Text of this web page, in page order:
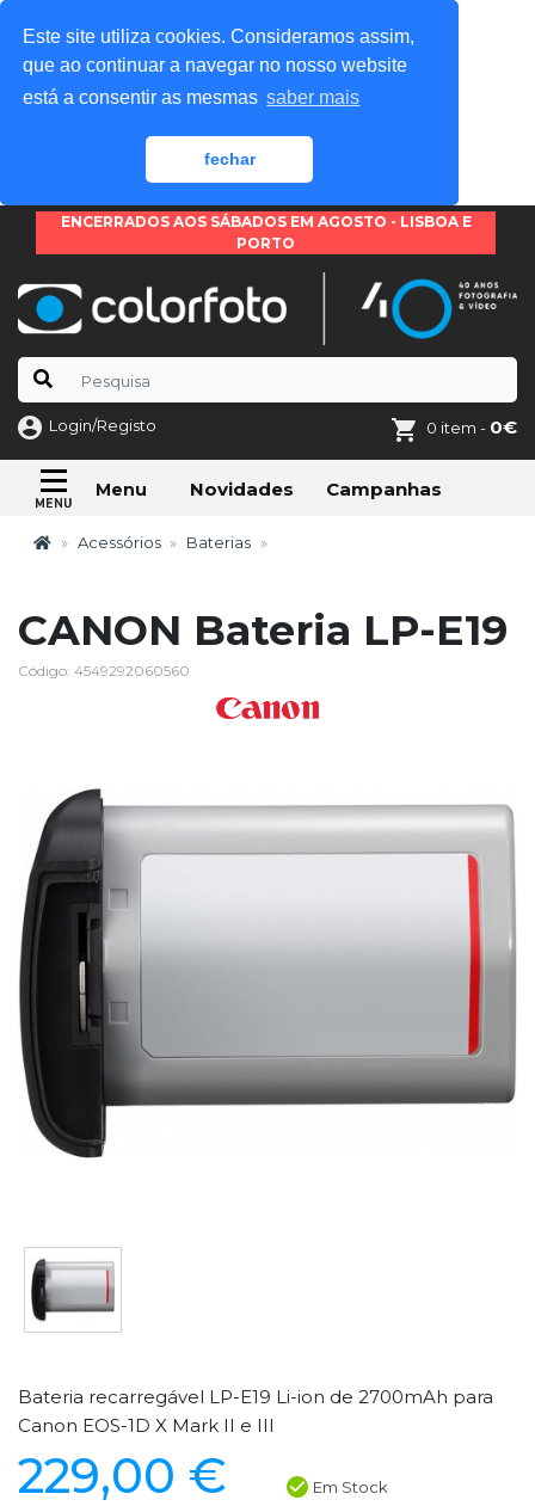
Este site utiliza cookies. Consideramos assim,
que ao continuar a navegar no nosso website
está a consentir as mesmas saber mais
fechar
ENCERRADOS AOS SÁBADOS EM AGOSTO - LISBOA E
PORTO
Login/Registo 0 item - 0€
Menu Novidades Campanhas
Acessórios Baterias
CANON Bateria LP-E19
Código: 4549292060560
Bateria recarregável LP-E19 Li-ion de 2700mAh para
Canon EOS-1D X Mark II e III
229,00 € Em Stock